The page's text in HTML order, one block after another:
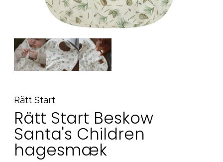
Rätt Start
Rätt Start Beskow
Santa's Children
hagesmæk
Mærker
Sol og svømning